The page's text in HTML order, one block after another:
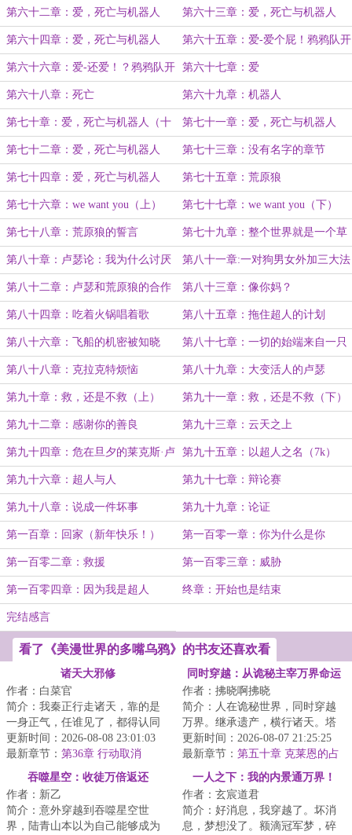
（二）
第六十二章：爱，死亡与机器人
（三）
第六十三章：爱，死亡与机器人
（四）
第六十四章：爱，死亡与机器人
（五）
第六十五章：爱-爱个屁！鸦鸦队开
大会！
第六十六章：爱-还爱！？鸦鸦队开
大会2.0！
第六十七章：爱
第六十八章：死亡 第六十九章：机器人
第七十章：爱，死亡与机器人（十
一）
第七十一章：爱，死亡与机器人
（十二）
第七十二章：爱，死亡与机器人
（十三）
第七十三章：没有名字的章节
第七十四章：爱，死亡与机器人
（7k，完）
第七十五章：荒原狼
第七十六章：we want you（上） 第七十七章：we want you（下）
第七十八章：荒原狼的誓言 第七十九章：整个世界就是一个草
台班子！
第八十章：卢瑟论：我为什么讨厌
超人！
第八十一章:一对狗男女外加三大法
则（5k）
第八十二章：卢瑟和荒原狼的合作 第八十三章：像你妈？
第八十四章：吃着火锅唱着歌 第八十五章：拖住超人的计划
第八十六章：飞船的机密被知晓
了！（5k）
第八十七章：一切的始端来自一只
乌鸦
第八十八章：克拉克特烦恼 第八十九章：大变活人的卢瑟
第九十章：救，还是不救（上） 第九十一章：救，还是不救（下）
第九十二章：感谢你的善良 第九十三章：云天之上
第九十四章：危在旦夕的莱克斯·卢
瑟
第九十五章：以超人之名（7k）
第九十六章：超人与人 第九十七章：辩论赛
第九十八章：说成一件坏事 第九十九章：论证
第一百章：回家（新年快乐！） 第一百零一章：你为什么是你
第一百零二章：救援 第一百零三章：威胁
第一百零四章：因为我是超人 终章：开始也是结束
完结感言
看了《美漫世界的多嘴乌鸦》的书友还喜欢看
诸天大邪修
作者：白菜官
简介：我秦正行走诸天，靠的是
一身正气，任谁见了，都得认同
我是正气的化身。正气：别来沾
边！一个邪修在...
更新时间：2026-08-08 23:01:03
最新章节： 第36章 行动取消
同时穿越：从诡秘主宰万界命运
作者：拂晓啊拂晓
简介：人在诡秘世界，同时穿越
万界。继承遗产，横行诸天。塔
罗会，他是愚者最信赖的挚友。
坐忘道，他是红...
更新时间：2026-08-07 21:25:25
最新章节： 第五十章 克莱恩的占
吞噬星空：收徒万倍返还
作者：新乙
简介：意外穿越到吞噬星空世
界，陆青山本以为自己能够成为
一人之下：我的内景通万界！
作者：玄宸道君
简介：好消息，我穿越了。坏消
息，梦想没了。额滴冠军梦，碎